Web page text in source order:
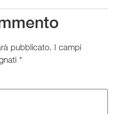
pubblicato. I campi
*